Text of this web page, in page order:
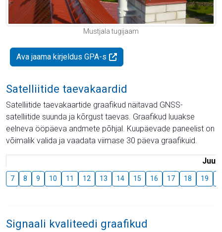
Mustjala tugijaam
Ava jaama kirjeldus GPA-s
Satelliitide taevakaardid
Satelliitide taevakaartide graafikud näitavad GNSS-
satelliitide suunda ja kõrgust taevas. Graafikud luuakse
eelneva ööpäeva andmete põhjal. Kuupäevade paneelist on
võimalik valida ja vaadata viimase 30 päeva graafikuid.
Juuli
7 8 9 10 11 12 13 14 15 16 17 18 19
Signaali kvaliteedi graafikud